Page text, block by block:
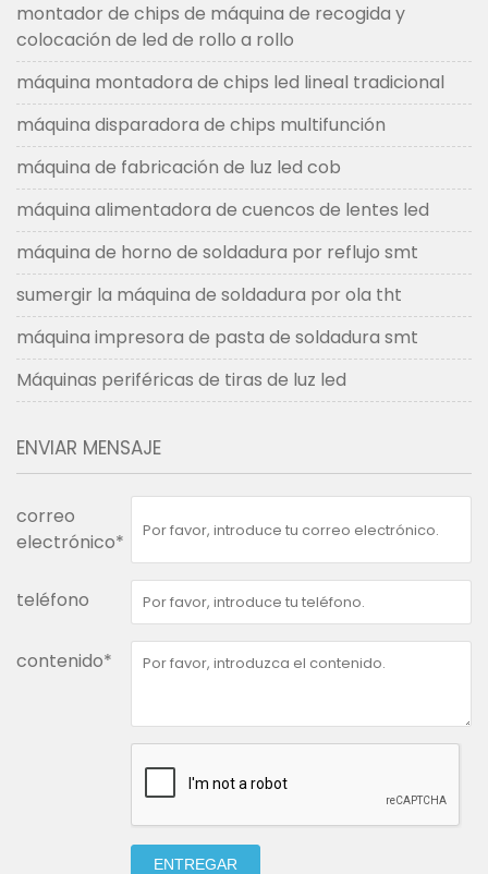
montador de chips de máquina de recogida y
colocación de led de rollo a rollo
máquina montadora de chips led lineal tradicional
máquina disparadora de chips multifunción
máquina de fabricación de luz led cob
máquina alimentadora de cuencos de lentes led
máquina de horno de soldadura por reflujo smt
sumergir la máquina de soldadura por ola tht
máquina impresora de pasta de soldadura smt
Máquinas periféricas de tiras de luz led
ENVIAR MENSAJE
correo
electrónico*
teléfono
contenido*
ENTREGAR